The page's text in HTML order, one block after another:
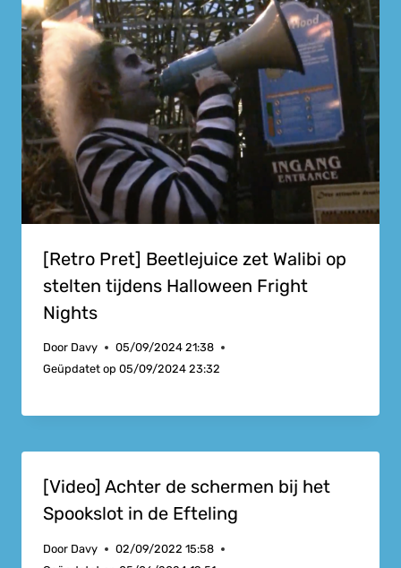
[Retro Pret] Beetlejuice zet Walibi op
stelten tijdens Halloween Fright
Nights
Door Davy
05/09/2024 21:38
Geüpdatet op 05/09/2024 23:32
[Video] Achter de schermen bij het
Spookslot in de Efteling
Door Davy
02/09/2022 15:58